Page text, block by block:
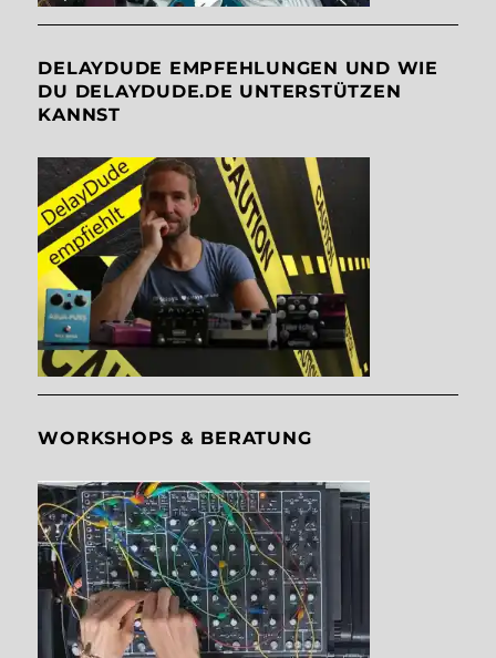
DELAYDUDE EMPFEHLUNGEN UND WIE
DU DELAYDUDE.DE UNTERSTÜTZEN
KANNST
WORKSHOPS & BERATUNG